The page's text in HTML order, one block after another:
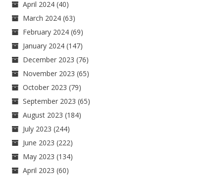
April 2024 (40)
March 2024 (63)
February 2024 (69)
January 2024 (147)
December 2023 (76)
November 2023 (65)
October 2023 (79)
September 2023 (65)
August 2023 (184)
July 2023 (244)
June 2023 (222)
May 2023 (134)
April 2023 (60)